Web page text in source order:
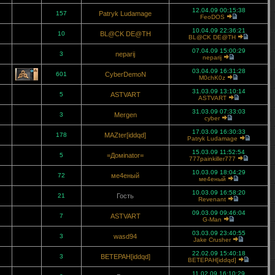
157 Patryk Ludamage
12.04.09 00:15:38
FeoDOS
10 BL@CK DE@TH
10.04.09 22:36:21
BL@CK DE@TH
3 neparij
07.04.09 15:00:29
neparij
601 CyberDemoN
03.04.09 16:31:28
M0chK0z
5 ASTVART
31.03.09 13:10:14
ASTVART
3 Mergen
31.03.09 07:33:03
cyber
178 MAZter[iddqd]
17.03.09 16:30:33
Patryk Ludamage
5 =Домinator=
15.03.09 11:52:54
777painkiller777
72 ме4еный
10.03.09 18:04:29
ме4еный
21 Гость
10.03.09 16:58:20
Revenant
7 ASTVART
09.03.09 09:46:04
G-Man
3 wasd94
03.03.09 23:40:55
Jake Crusher
3 BETEPAH[iddqd]
22.02.09 15:40:18
BETEPAH[iddqd]
11.02.09 16:10:29